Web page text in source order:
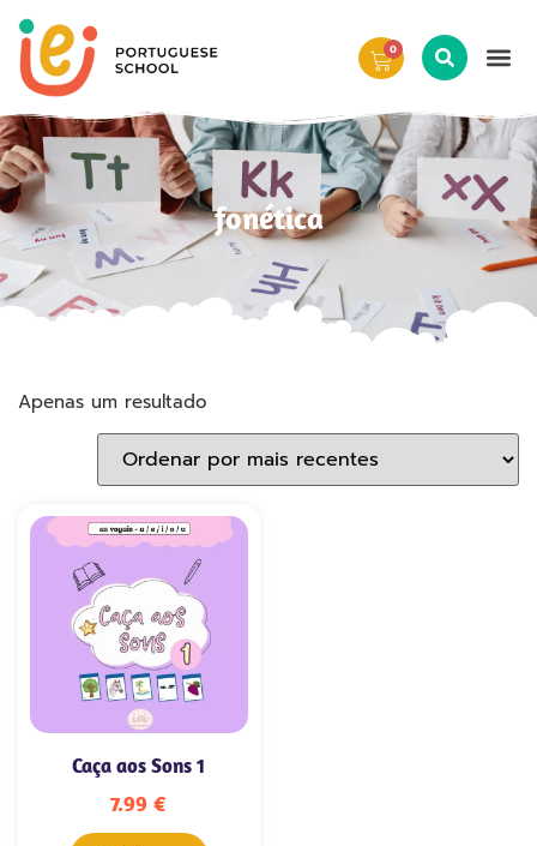
0
fonética
Apenas um resultado
Caça aos Sons 1
7.99€